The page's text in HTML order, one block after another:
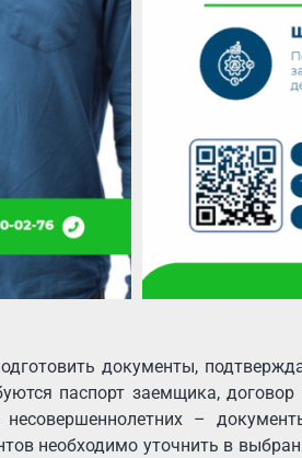
документы,
паспорт заемщика,
–
необходимо уточнить в